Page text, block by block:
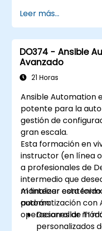
Leer más...
DO374 - Ansible
Avanzado
21 Horas
Ansible Automation
potente para la
gestión de
gran escala.
Esta formación en
instructor (en línea
a profesionales de
intermedio que
mantener
automatización con
operaciones de TI
Al finalizar esta
podrán:
Desarrollar
personalizados